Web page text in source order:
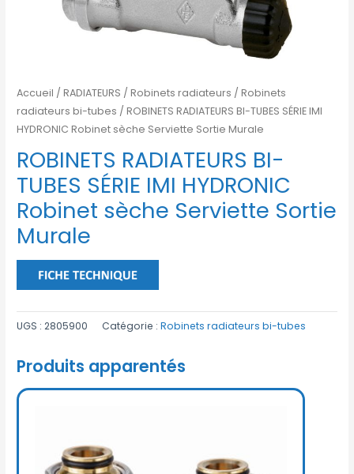
Accueil /RADIATEURS /Robinets radiateurs /Robinets
radiateurs bi-tubes / ROBINETS RADIATEURS BI-TUBES SÉRIE IMI
HYDRONIC Robinet sèche Serviette Sortie Murale
ROBINETS RADIATEURS BI-
TUBES SÉRIE IMI HYDRONIC
Robinet sèche Serviette Sortie
Murale
UGS :2805900 Catégorie :Robinets radiateurs bi-tubes
Produits apparentés